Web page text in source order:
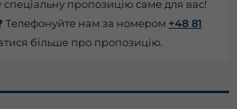
спеціальну пропозицію саме для вас!
Телефонуйте нам за номером +48 81
більше про пропозицію.